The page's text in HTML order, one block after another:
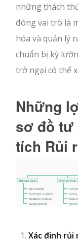
những thách
đóng vai trò là
hóa và quản lý
chuẩn bị kỹ
trở ngại có thể
Những
sơ đồ tư
tích Rủi
Xác định rủi